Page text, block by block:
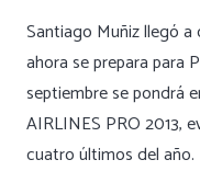
Santiago Muñiz llegó
ahora se prepara para
septiembre se pondrá
AIRLINES PRO 2013,
cuatro últimos del año.